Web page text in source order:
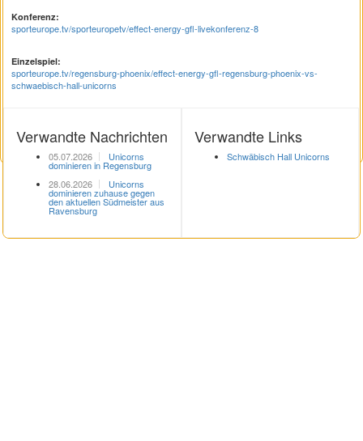
Konferenz:
sporteurope.tv/sporteuropetv/effect-energy-gfl-livekonferenz-8
Einzelspiel:
sporteurope.tv/regensburg-phoenix/effect-energy-gfl-regensburg-phoenix-vs-
schwaebisch-hall-unicorns
Verwandte Nachrichten
05.07.2026 Unicorns
dominieren in Regensburg
28.06.2026
Unicorns
dominieren zuhause gegen
den aktuellen Südmeister aus
Ravensburg
Verwandte Links
Schwäbisch Hall Unicorns